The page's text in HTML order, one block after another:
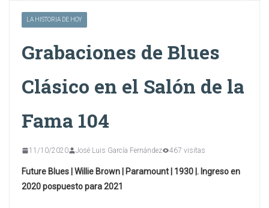
LA HISTORIA DE HOY
Grabaciones de Blues
Clásico en el Salón de la
Fama 104
11/10/2020 José Luis García Fernández 467 visitas
Future Blues | Willie Brown | Paramount | 1930 |. Ingreso en
2020 pospuesto para 2021